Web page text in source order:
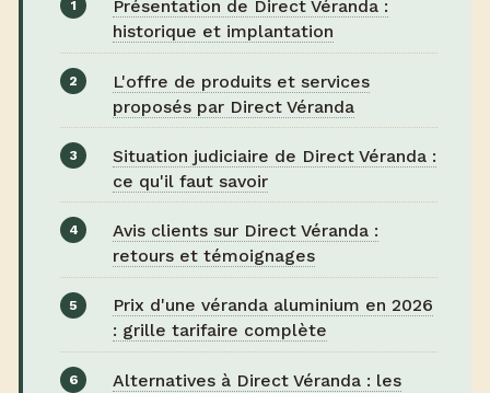
Présentation de Direct Véranda :
historique et implantation
L'offre de produits et services
proposés par Direct Véranda
Situation judiciaire de Direct Véranda :
ce qu'il faut savoir
Avis clients sur Direct Véranda :
retours et témoignages
Prix d'une véranda aluminium en 2026
: grille tarifaire complète
Alternatives à Direct Véranda : les